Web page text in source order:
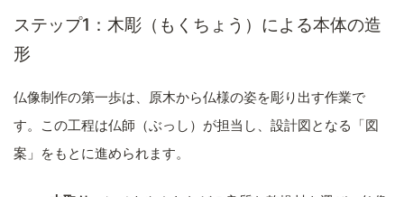
ステップ1：木彫（もくちょう）による本体の造
形
仏像制作の第一歩は、原木から仏様の姿を彫り出す作業で
す。この工程は仏師（ぶっし）が担当し、設計図となる「図
案」をもとに進められます。